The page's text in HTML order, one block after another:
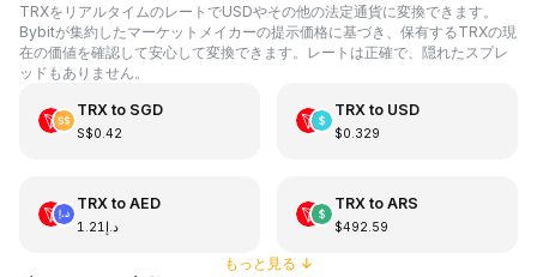
TRXをリアルタイムのレートでUSDやその他の法定通貨に変換できます。
Bybitが集約したマーケットメイカーの提示価格に基づき、保有するTRXの現
在の価値を確認して安心して変換できます。レートは正確で、隠れたスプレ
ッドもありません。
TRX to SGD
S$0.42
TRX to USD
$0.329
TRX to AED
د.إ1.21
TRX to ARS
$492.59
もっと見る ↓